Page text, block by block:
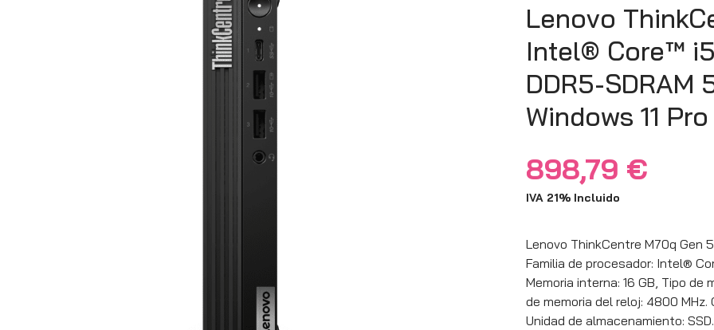
Lenovo
Intel® Core™
DDR5-SDRAM
Windows 11
898,79 €
IVA 21% Incluido
Lenovo ThinkCentre M70q Gen
Familia de procesador: Intel®
Memoria interna: 16 GB, Tipo de
de memoria del reloj: 4800
Unidad de almacenamiento: